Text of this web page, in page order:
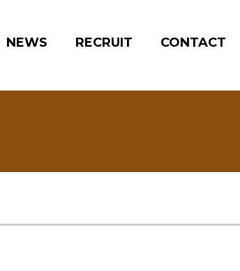
NEWS RECRUIT CONTACT